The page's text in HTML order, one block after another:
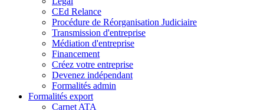
CEd Relance
Procédure de Réorganisation Judiciaire
Transmission d'entreprise
Médiation d'entreprise
Financement
Créez votre entreprise
Devenez indépendant
Formalités admin
Formalités export
Carnet ATA